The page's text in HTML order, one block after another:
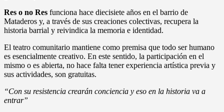
Res o no Res funciona hace diecisiete años en el barrio de
Mataderos y, a través de sus creaciones colectivas, recupera la
historia barrial y reivindica la memoria e identidad.
El teatro comunitario mantiene como premisa que todo ser humano
es esencialmente creativo. En este sentido, la participación en el
mismo o es abierta, no hace falta tener experiencia artística previa y
sus actividades, son gratuitas.
“Con su resistencia crearán conciencia y eso en la historia va a
entrar”